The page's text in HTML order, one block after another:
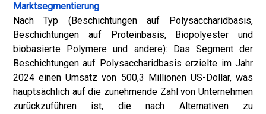
Marktsegmentierung
Nach Typ (Beschichtungen auf Polysaccharidbasis,
Beschichtungen auf Proteinbasis, Biopolyester und
biobasierte Polymere und andere): Das Segment der
Beschichtungen auf Polysaccharidbasis erzielte im Jahr
2024 einen Umsatz von 500,3 Millionen US-Dollar, was
hauptsächlich auf die zunehmende Zahl von Unternehmen
zurückzuführen ist, die nach Alternativen zu